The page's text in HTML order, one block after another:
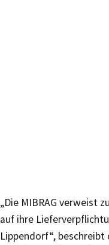
„Die MIBRAG verweist
auf ihre
Lippendorf“, beschreibt